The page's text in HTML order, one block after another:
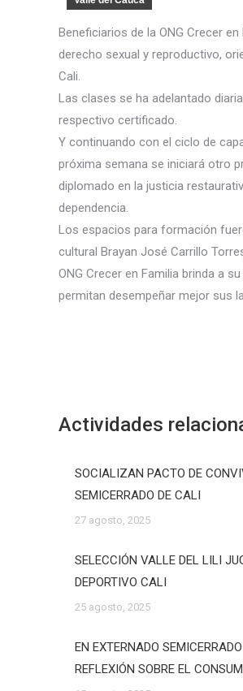
Beneficiarios de la ONG Crecer
derecho sexual y reproductivo,
Cali.
Las clases se ha adelantado
respectivo certificado.
Y continuando con el ciclo de
próxima semana se iniciará otro
diplomado en la justicia
dependencia.
Los espacios para formación
cultural Brayan José Carrillo
ONG Crecer en Familia brinda a
permitan desempeñar mejor sus
Actividades
SOCIALIZAN PACTO DE
SEMICERRADO DE CALI
27 agosto, 2025
SELECCIÓN VALLE DEL LILI
DEPORTIVO CALI
25 agosto, 2025
EN EXTERNADO
REFLEXIÓN SOBRE EL